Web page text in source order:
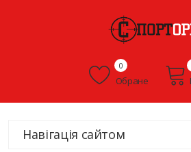
Обране
0
Навігація сайтом